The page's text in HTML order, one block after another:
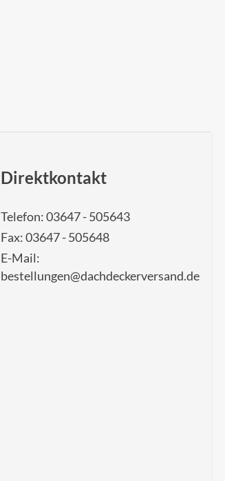
Direktkontakt
Telefon: 03647 - 505643
Fax: 03647 - 505648
E-Mail:
bestellungen@dachdeckerversand.de